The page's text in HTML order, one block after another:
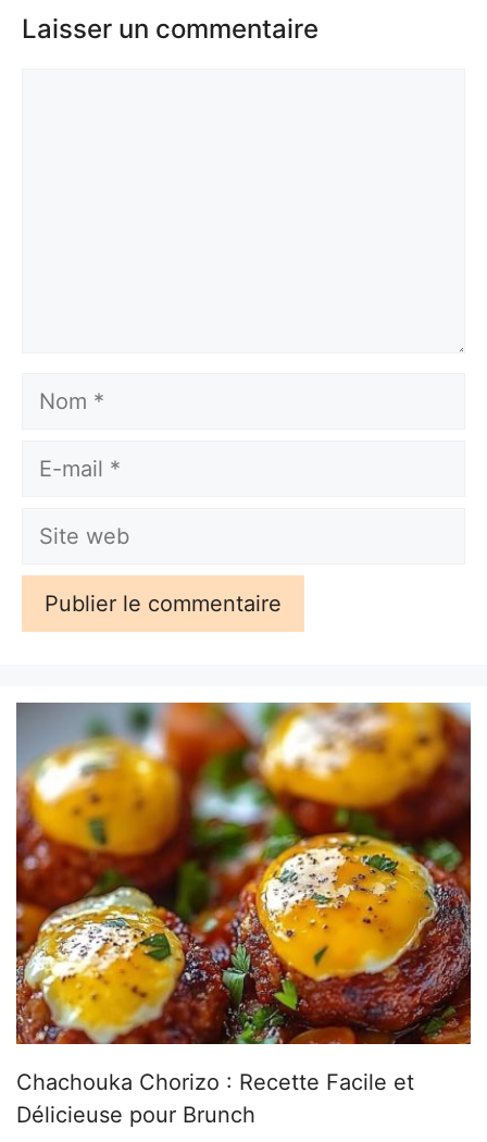
Laisser un commentaire
Nom
E-
Site
Chachouka Chorizo : Recette Facile et
Délicieuse pour Brunch